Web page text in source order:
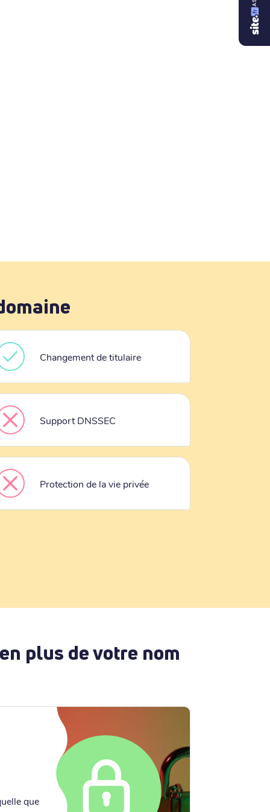
Changement de titulaire
Support DNSSEC
Protection de la vie privée
plus de votre nom
que